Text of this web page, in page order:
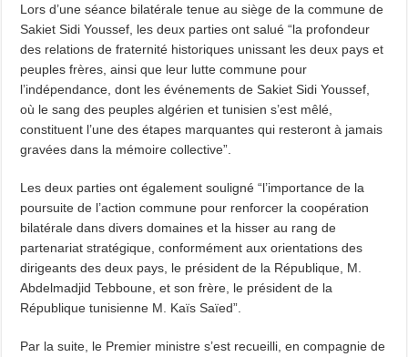
Lors d’une séance bilatérale tenue au siège de la commune de
Sakiet Sidi Youssef, les deux parties ont salué “la profondeur
des relations de fraternité historiques unissant les deux pays et
peuples frères, ainsi que leur lutte commune pour
l’indépendance, dont les événements de Sakiet Sidi Youssef,
où le sang des peuples algérien et tunisien s’est mêlé,
constituent l’une des étapes marquantes qui resteront à jamais
gravées dans la mémoire collective”.
Les deux parties ont également souligné “l’importance de la
poursuite de l’action commune pour renforcer la coopération
bilatérale dans divers domaines et la hisser au rang de
partenariat stratégique, conformément aux orientations des
dirigeants des deux pays, le président de la République, M.
Abdelmadjid Tebboune, et son frère, le président de la
République tunisienne M. Kaïs Saïed”.
Par la suite, le Premier ministre s’est recueilli, en compagnie de